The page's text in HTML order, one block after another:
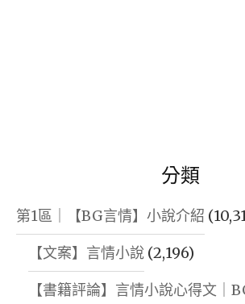
分類
第1區｜【BG言情】小說介紹
【文案】言情小說 (2,196)
【書籍評論】言情小說心得文｜